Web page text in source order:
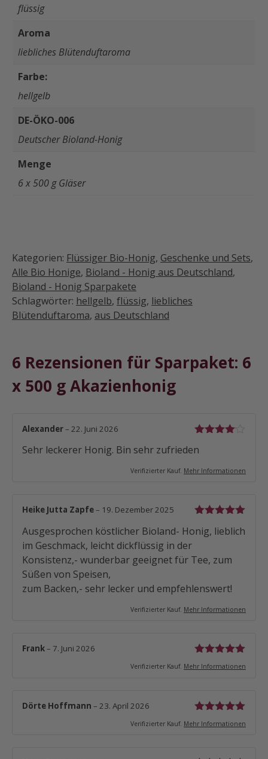
flüssig
Aroma
liebliches Blütenduftaroma
Farbe:
hellgelb
DE-ÖKO-006
Deutscher Bioland-Honig
Menge
6 x 500 g Gläser
Kategorien: Flüssiger Bio-Honig, Geschenke und Sets,
Alle Bio Honige, Bioland - Honig aus Deutschland,
Bioland - Honig Sparpakete
Schlagwörter: hellgelb, flüssig, liebliches
Blütenduftaroma, aus Deutschland
6 Rezensionen für Sparpaket: 6
x 500 g Akazienhonig
mit
Alexander– 22. Juni 2026
Sehr leckerer Honig. Bin sehr zufrieden
Verifizierter Kauf. Mehr Informationen
5von 5
Heike Jutta Zapfe– 19. Dezember 2025
Ausgesprochen köstlicher Bioland- Honig, lieblich
im Geschmack, leicht dickflüssig in der
Konsistenz,- wunderbar geeignet für Tee, zum
Süßen von Speisen,
zum Backen,- sehr lecker und empfehlenswert!
Verifizierter Kauf. Mehr Informationen
Bewertet mit
5von 5
Frank– 7. Juni 2026
Verifizierter Kauf. Mehr Informationen
Bewertet mit
5von 5
Dörte Hoffmann – 23. April 2026
Verifizierter Kauf. Mehr Informationen